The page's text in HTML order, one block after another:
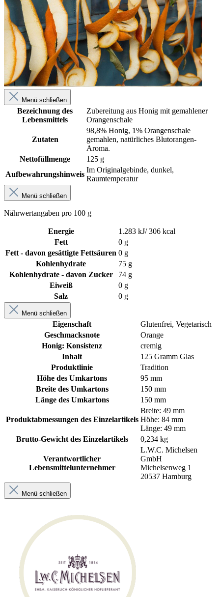
Menü schließen
Bezeichnung des
Lebensmittels
Zubereitung aus Honig mit gemahlener
Orangenschale
Zutaten
98,8% Honig, 1% Orangenschale
gemahlen, natürliches Blutorangen-
Aroma.
Nettofüllmenge
125 g
Aufbewahrungshinweis
Im Originalgebinde, dunkel,
Raumtemperatur
Menü schließen
Nährwertangaben pro 100 g
Energie
1.283 kJ/ 306 kcal
Fett
0 g
Fett - davon gesättigte Fettsäuren 0 g
Kohlenhydrate
75 g
Kohlenhydrate - davon Zucker
74 g
Eiweiß
0 g
Salz
0 g
Menü schließen
Eigenschaft Glutenfrei, Vegetarisch
Geschmacksnote
Orange
Honig: Konsistenz
cremig
Inhalt
125 Gramm Glas
Produktlinie
Tradition
Höhe des Umkartons
95 mm
Breite des Umkartons
150 mm
Länge des Umkartons
150 mm
Produktabmessungen des Einzelartikels
Breite: 49 mm
Höhe: 84 mm
Länge: 49 mm
Brutto-Gewicht des Einzelartikels
0,234 kg
Verantwortlicher
Lebensmittelunternehmer
L.W.C. Michelsen
GmbH
Michelsenweg 1
20537 Hamburg
Menü schließen